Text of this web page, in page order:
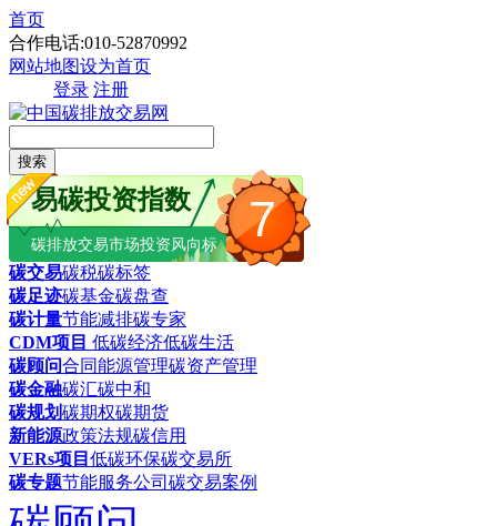
首页
合作电话:010-52870992
网站地图设为首页
登录 注册
搜索
7
易碳投资指数
碳排放交易市场投资风向标
碳交易碳税碳标签
碳足迹碳基金碳盘查
碳计量节能减排碳专家
CDM项目 低碳经济低碳生活
碳顾问合同能源管理碳资产管理
碳金融碳汇碳中和
碳规划碳期权碳期货
新能源政策法规碳信用
VERs项目 低碳环保碳交易所
碳专题节能服务公司 碳交易案例